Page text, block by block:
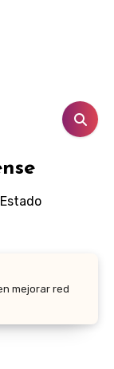
mejorar red